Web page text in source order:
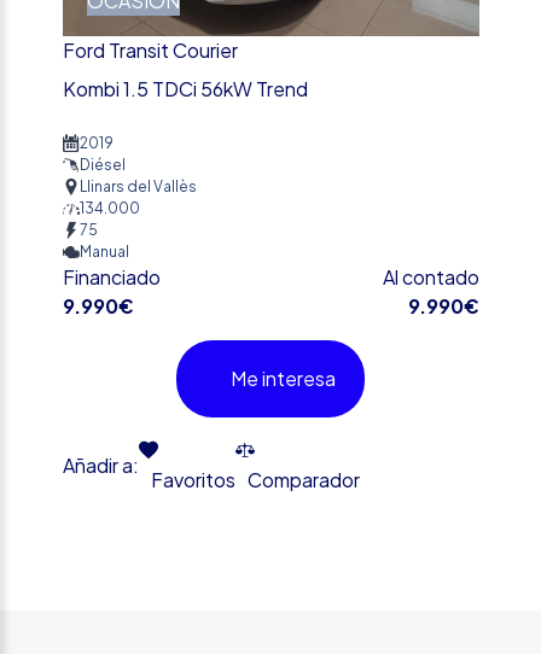
Ford Transit Courier
Kombi 1.5 TDCi 56kW Trend
2019
Diésel
Llinars del Vallès
134.000
75
Manual
Financiado
9.990€
Al contado
9.990€
Me interesa
Añadir a:
Favoritos Comparador